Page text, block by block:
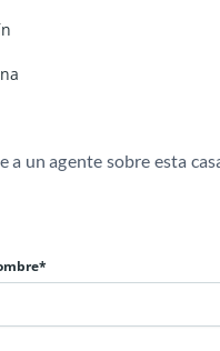
a un agente sobre esta